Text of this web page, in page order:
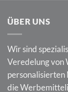
ÜBER UNS
Wir sind
Veredelung von
die